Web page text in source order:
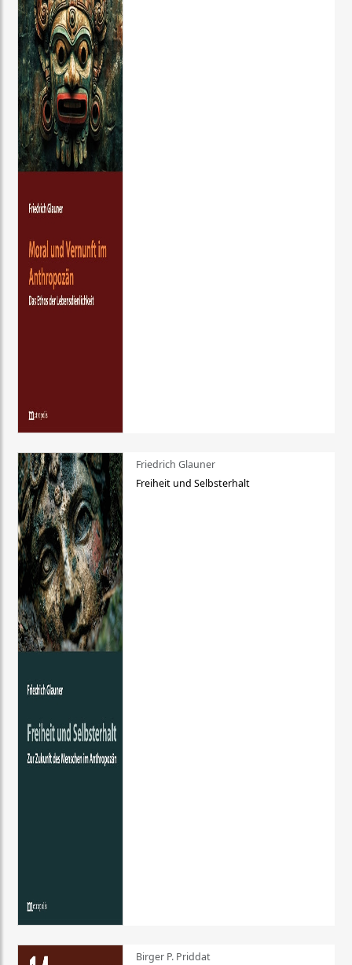
Friedrich Glauner
Freiheit und Selbsterhalt
Birger P. Priddat